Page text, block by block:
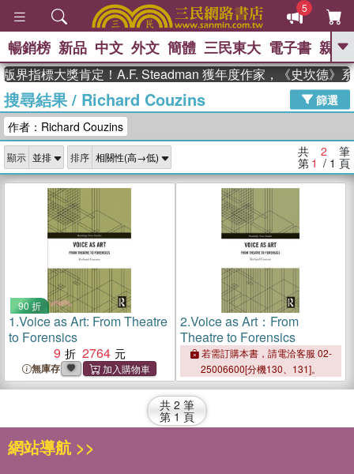
5
GO
熱搜： 東野圭吾 高希均教授回憶錄
、 The Odyssey 、 父親節 、 如果歷
獎 臺灣漫遊錄 、 方念華 、 台灣的李
登輝時代
數學女孩：黎曼猜想 、
偉大的迷走神經
暢銷榜 新品 中文 外文 簡體 三民東大 電子書 親子
界指標大獎肯定！A.F. Steadman 獲年度作家，《史坎德》
搜尋結果/ Richard Couzins
篩選
作者：Richard Couzins
顯示 排序 共 2 筆
第 1 / 1 頁
90 折
1.Voice as Art: From Theatre
to Forensics
9
2764
無庫存
2.Voice as Art：From
Theatre to Forensics
若需訂購本書，請電洽客服 02-
25006600[分機130、131]。
共 2 筆
第 1 頁
網站導航 >>